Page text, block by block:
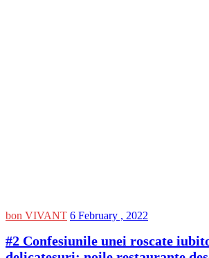
bon VIVANT 6 February , 2022
#2 Confesiunile unei roscate